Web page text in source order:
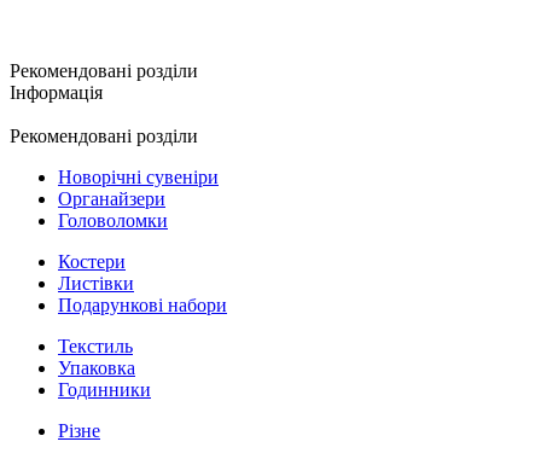
Рекомендовані розділи
Інформація
Рекомендовані розділи
Новорічні сувеніри
Органайзери
Головоломки
Костери
Листівки
Подарункові набори
Текстиль
Упаковка
Годинники
Різне